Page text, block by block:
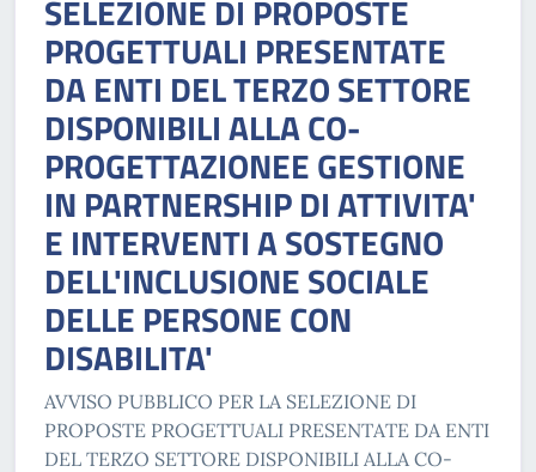
SELEZIONE DI PROPOSTE
PROGETTUALI PRESENTATE
DA ENTI DEL TERZO SETTORE
DISPONIBILI ALLA CO-
PROGETTAZIONEE GESTIONE
IN PARTNERSHIP DI ATTIVITA'
E INTERVENTI A SOSTEGNO
DELL'INCLUSIONE SOCIALE
DELLE PERSONE CON
DISABILITA'
AVVISO PUBBLICO PER LA SELEZIONE DI
PROPOSTE PROGETTUALI PRESENTATE DA ENTI
DEL TERZO SETTORE DISPONIBILI ALLA CO-